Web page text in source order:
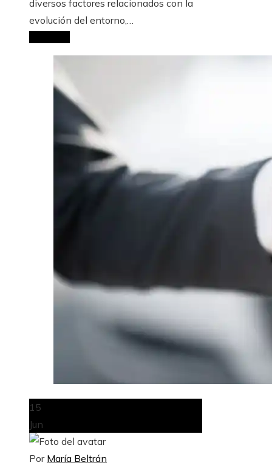
diversos factores relacionados con la
evolución del entorno,…
15
Jun
Por María Beltrán